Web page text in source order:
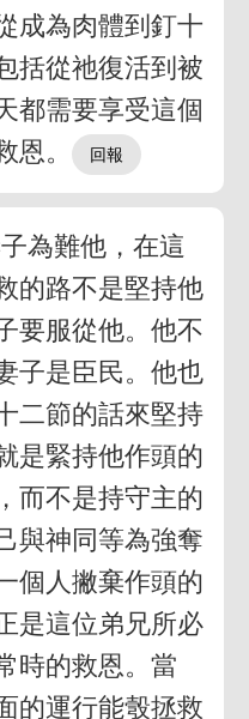
成為肉體到釘十
括從祂復活到被
都需要享受這個
恩。
為難他，在這
的路不是堅持他
要服從他。他不
子是臣民。他也
二節的話來堅持
是緊持他作頭的
而不是持守主的
與神同等為強奪
個人撇棄作頭的
是這位弟兄所必
時的救恩。當
的運行能彀拯救